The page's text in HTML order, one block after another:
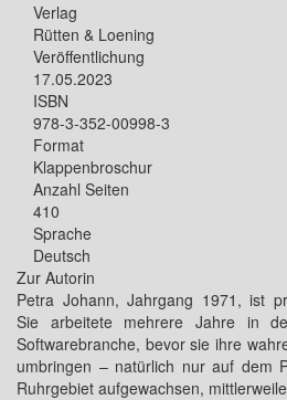
Verlag
Rütten & Loening
Veröffentlichung
17.05.2023
ISBN
978-3-352-00998-3
Format
Klappenbroschur
Anzahl Seiten
410
Sprache
Deutsch
Zur Autorin
Petra Johann, Jahrgang 1971, ist
Sie arbeitete mehrere Jahre in
Softwarebranche, bevor sie ihre
umbringen – natürlich nur auf dem
Ruhrgebiet aufgewachsen,